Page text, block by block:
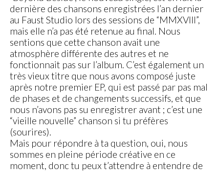
dernière des chansons enregistrées l’an dernier
au Faust Studio lors des sessions de “MMXVIII”,
mais elle n’a pas été retenue au final. Nous
sentions que cette chanson avait une
atmosphère différente des autres et ne
fonctionnait pas sur l’album. C’est également un
très vieux titre que nous avons composé juste
après notre premier EP, qui est passé par pas mal
de phases et de changements successifs, et que
nous n’avons pas su enregistrer avant ; c’est une
“vieille nouvelle” chanson si tu préfères
(sourires).
Mais pour répondre à ta question, oui, nous
sommes en pleine période créative en ce
moment, donc tu peux t’attendre à entendre de